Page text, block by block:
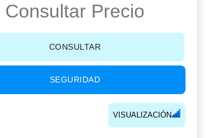
Consultar Precio
CONSULTAR
SEGURIDAD
VISUALIZACIÓN